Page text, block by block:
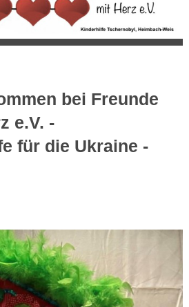
bei Freunde
e.V. -
für die Ukraine -